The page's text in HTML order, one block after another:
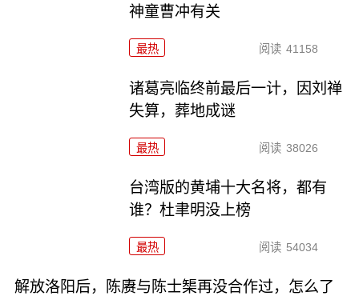
神童曹冲有关
最热 阅读 41158
诸葛亮临终前最后一计，因刘禅
失算，葬地成谜
最热 阅读 38026
台湾版的黄埔十大名将，都有
谁？杜聿明没上榜
最热 阅读 54034
解放洛阳后，陈赓与陈士榘再没合作过，怎么了